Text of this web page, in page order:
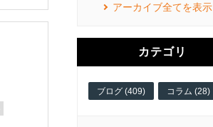
アーカイブ全てを表示
カテゴリ
ブログ (409) コラム (28)